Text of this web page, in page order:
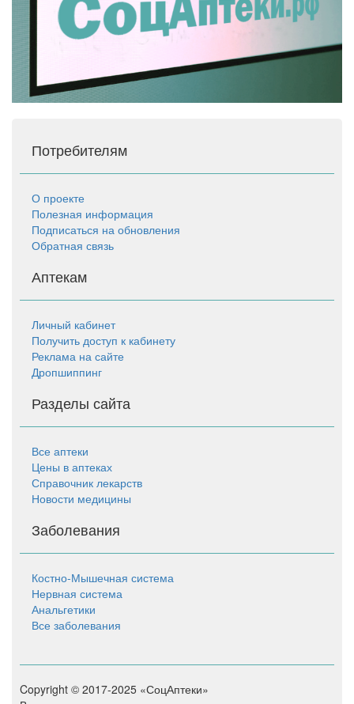
Потребителям
О проекте
Полезная информация
Подписаться на обновления
Обратная связь
Аптекам
Личный кабинет
Получить доступ к кабинету
Реклама на сайте
Дропшиппинг
Разделы сайта
Все аптеки
Цены в аптеках
Справочник лекарств
Новости медицины
Заболевания
Костно-Мышечная система
Нервная система
Анальгетики
Все заболевания
Copyright © 2017-2025 «СоцАптеки»